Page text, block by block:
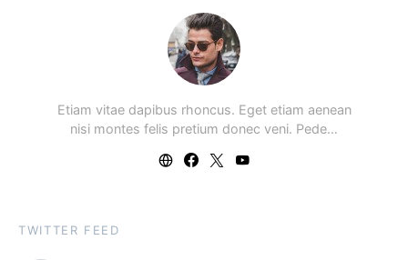
Etiam vitae dapibus rhoncus. Eget etiam aenean
nisi montes felis pretium donec veni. Pede…
TWITTER FEED